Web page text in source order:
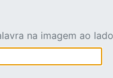
na imagem ao